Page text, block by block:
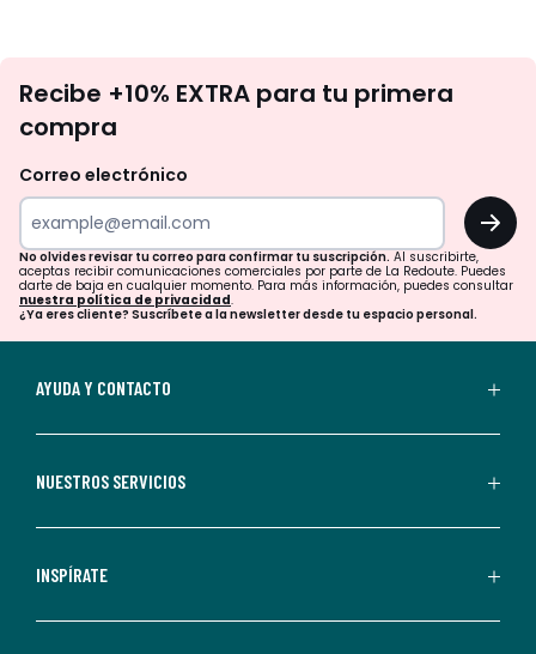
te
tu
para
confirmar
tu
suscripción.
aceptas
comerciales
personalizadas
parte
Recibe +10% EXTRA para tu primera
compra
Correo electrónico
OK
No olvides revisar tu correo para confirmar tu suscripción. Al suscribirte,
aceptas recibir comunicaciones comerciales por parte de La Redoute. Puedes
darte de baja en cualquier momento. Para más información, puedes consultar
nuestra política de privacidad.
¿Ya eres cliente? Suscríbete a la newsletter desde tu espacio personal.
AYUDA Y CONTACTO
NUESTROS SERVICIOS
INSPÍRATE